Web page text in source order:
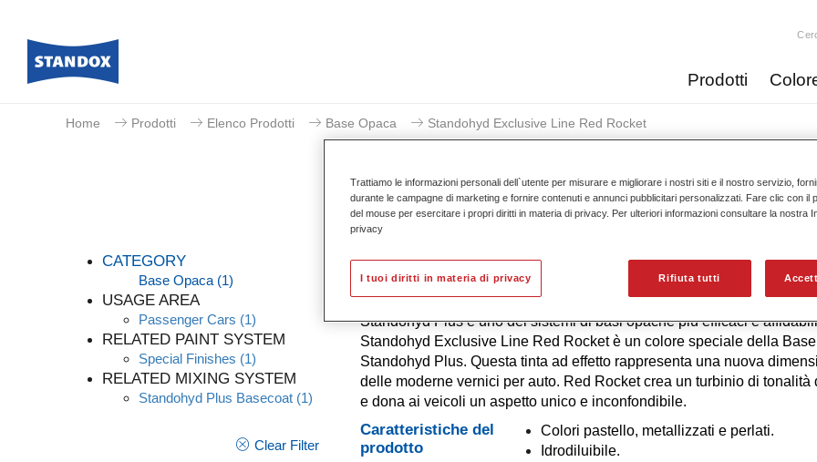
Prodotti
Home Prodotti Elenco Prodotti Base Opaca Standohyd Exclusive Line Red Rocket
CATEGORY
Base Opaca (1)
USAGE AREA
Passenger Cars (1)
RELATED PAINT SYSTEM
Special Finishes (1)
RELATED MIXING SYSTEM
Standohyd Plus Basecoat (1)
Clear Filter
Standohyd Exclusive
Standohyd Plus è uno dei sistemi di basi opache più efficaci e
Standohyd Exclusive Line Red Rocket è un colore speciale della
Standohyd Plus. Questa tinta ad effetto rappresenta una nuova
delle moderne vernici per auto. Red Rocket crea un turbinio di tonalità
e dona ai veicoli un aspetto unico e inconfondibile.
Caratteristiche del
prodotto
Colori pastello, metallizzati e perlati.
Idrodiluibile.
Trattiamo le informazioni personali dell`utente per misurare e migliorare i nostri siti e il nostro servizio,
durante le campagne di marketing e fornire contenuti e annunci pubblicitari personalizzati. Fare clic con il
del mouse per esercitare i propri diritti in materia di privacy. Per ulteriori informazioni consultare la nostra
privacy
Rifiuta tutti
I tuoi diritti in materia di privacy